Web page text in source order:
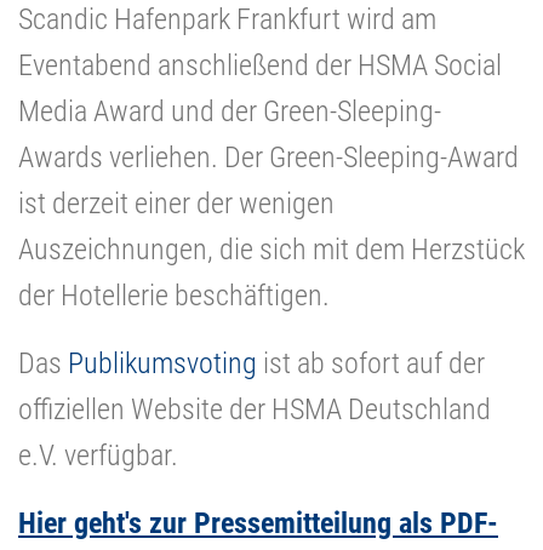
Scandic Hafenpark Frankfurt wird am
Eventabend anschließend der HSMA Social
Media Award und der Green-Sleeping-
Awards verliehen. Der Green-Sleeping-Award
ist derzeit einer der wenigen
Auszeichnungen, die sich mit dem Herzstück
der Hotellerie beschäftigen.
Das Publikumsvoting ist ab sofort auf der
offiziellen Website der HSMA Deutschland
e.V. verfügbar.
Hier geht's zur Pressemitteilung als PDF-